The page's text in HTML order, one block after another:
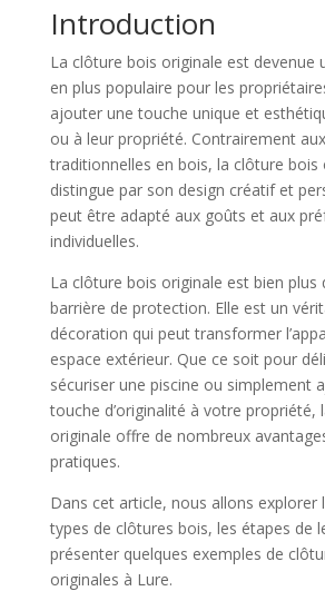
Introduction
La clôture bois originale est devenue
en plus populaire pour les
ajouter une touche unique et
ou à leur propriété. Contrairement
traditionnelles en bois, la clôture bois
distingue par son design créatif et
peut être adapté aux goûts et aux
individuelles.
La clôture bois originale est bien plus
barrière de protection. Elle est un
décoration qui peut transformer
espace extérieur. Que ce soit pour
sécuriser une piscine ou simplement
touche d’originalité à votre propriété,
originale offre de nombreux
pratiques.
Dans cet article, nous allons explorer
types de clôtures bois, les étapes de
présenter quelques exemples de
originales à Lure.